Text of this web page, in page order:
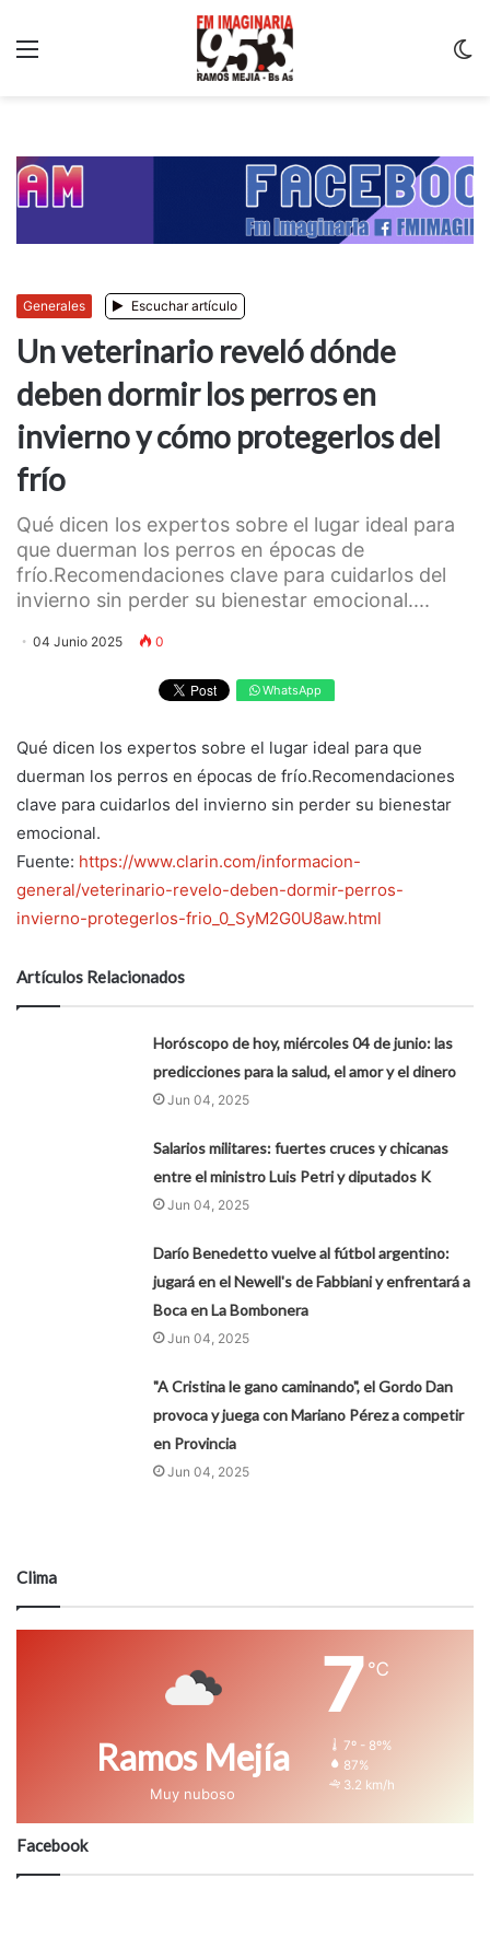
Generales Escuchar artículo
Un veterinario reveló dónde
deben dormir los perros en
invierno y cómo protegerlos del
frío
Qué dicen los expertos sobre el lugar ideal para
que duerman los perros en épocas de
frío.Recomendaciones clave para cuidarlos del
invierno sin perder su bienestar emocional....
04 Junio 2025 0
WhatsApp
Qué dicen los expertos sobre el lugar ideal para que
duerman los perros en épocas de frío.Recomendaciones
clave para cuidarlos del invierno sin perder su bienestar
emocional.
Fuente: https://www.clarin.com/informacion-
general/veterinario-revelo-deben-dormir-perros-
invierno-protegerlos-frio_0_SyM2G0U8aw.html
Artículos Relacionados
Horóscopo de hoy, miércoles 04 de junio: las
predicciones para la salud, el amor y el dinero
Jun 04, 2025
Salarios militares: fuertes cruces y chicanas
entre el ministro Luis Petri y diputados K
Jun 04, 2025
Darío Benedetto vuelve al fútbol argentino:
jugará en el Newell's de Fabbiani y enfrentará a
Boca en La Bombonera
Jun 04, 2025
"A Cristina le gano caminando", el Gordo Dan
provoca y juega con Mariano Pérez a competir
en Provincia
Jun 04, 2025
Clima
Ramos Mejía
Muy nuboso
7 ℃
7º - 8º%
87%
3.2 km/h
Facebook